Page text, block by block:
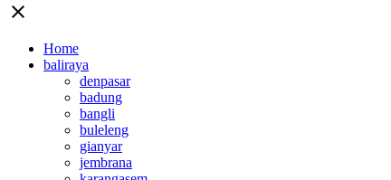
close
Home
baliraya
denpasar
badung
bangli
buleleng
gianyar
jembrana